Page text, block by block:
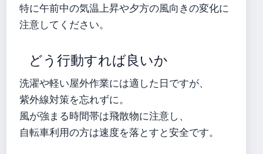
特に午前中の気温上昇や夕方の風向きの変化に
注意してください。
どう行動すれば良いか
洗濯や軽い屋外作業には適した日ですが、
紫外線対策を忘れずに。
風が強まる時間帯は飛散物に注意し、
自転車利用の方は速度を落とすと安全です。